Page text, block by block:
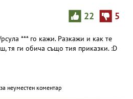
22 5
*** го кажи. Разкажи и как те
тя ги обича също тия приказки. :D
неуместен коментар